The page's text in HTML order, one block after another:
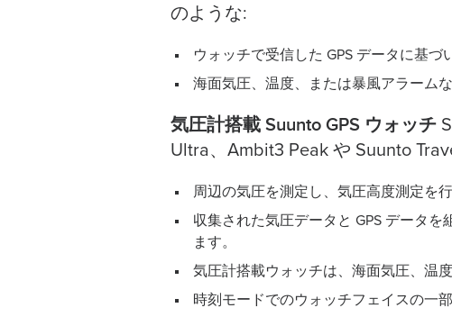
のような:
ウォッチで受信した GPS データに基
海面気圧、温度、または暴風アラーム
気圧計搭載 Suunto GPS ウォッチ
Ultra、Ambit3 Peak や Suunto
周辺の気圧を測定し、気圧高度測定を
収集された気圧データと GPS データ
ます。
気圧計搭載ウォッチは、海面気圧、温
時刻モードでのウォッチフェイスの一